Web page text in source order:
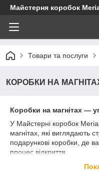
Майстерня коробок
Товари та послуги
КОРОБКИ НА
Коробки на магнітах —
У Майстерні коробок
магнітах, які виглядають
подарункові коробки, де
процес відкриття.
Такі коробки для